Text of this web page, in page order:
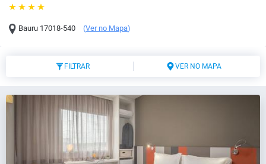
Bauru 17018-540 (Ver no Mapa)
FILTRAR VER NO MAPA